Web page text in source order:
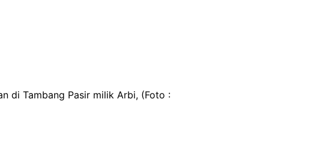
di Tambang Pasir milik Arbi, (Foto :